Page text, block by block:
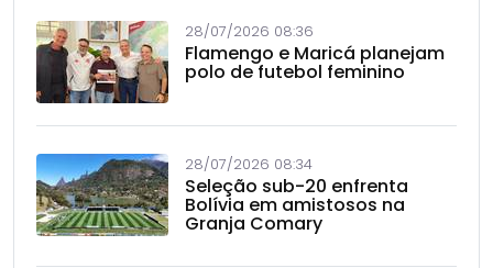
28/07/2026 08:36
Flamengo e Maricá planejam
polo de futebol feminino
28/07/2026 08:34
Seleção sub-20 enfrenta
Bolívia em amistosos na
Granja Comary